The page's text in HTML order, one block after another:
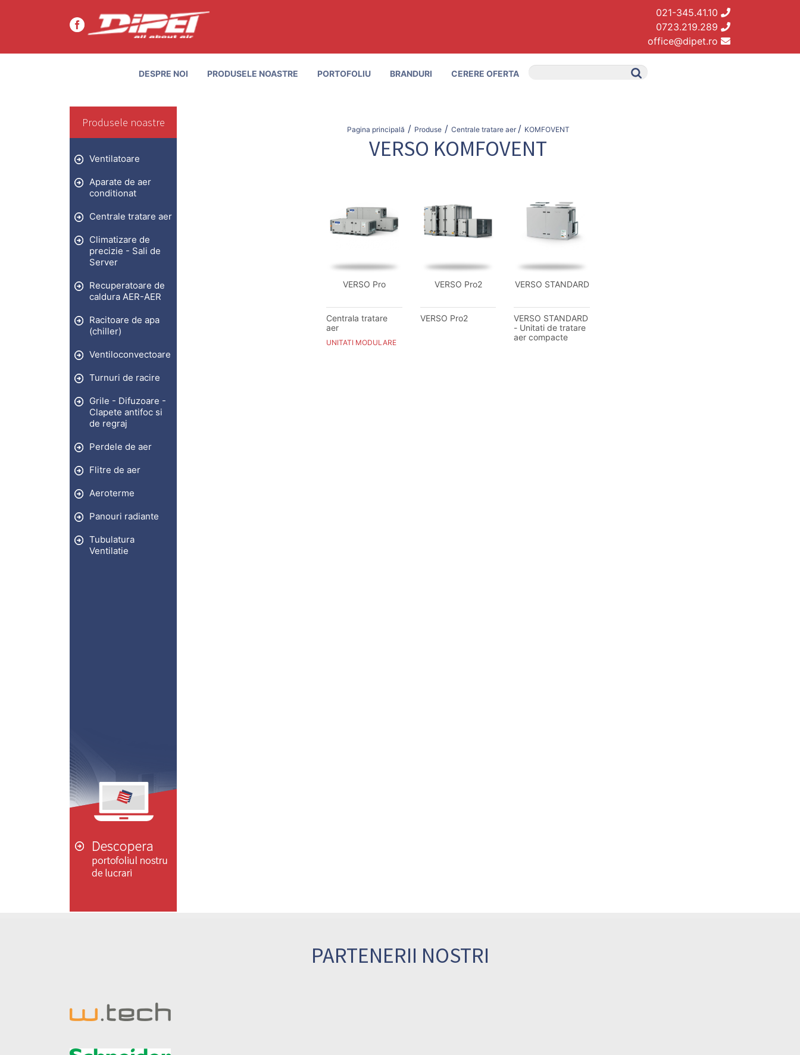
021-345.41.10
0723.219.289
office@dipet.ro
DESPRE NOI PRODUSELE NOASTRE PORTOFOLIU BRANDURI CERERE OFERTA
Produsele noastre
Ventilatoare
Aparate de aer
conditionat
Centrale tratare aer
Climatizare de
precizie - Sali de
Server
Recuperatoare de
caldura AER-AER
Racitoare de apa
(chiller)
Ventiloconvectoare
Turnuri de racire
Grile - Difuzoare -
Clapete antifoc si
de regraj
Perdele de aer
Flitre de aer
Aeroterme
Panouri radiante
Tubulatura
Ventilatie
Pagina principală / Produse/ Centrale tratare aer / KOMFOVENT
VERSO KOMFOVENT
VERSO Pro
Centrala tratare
aer
UNITATI MODULARE
VERSO Pro2
VERSO Pro2
VERSO STANDARD
VERSO STANDARD
- Unitati de tratare
aer compacte
PARTENERII NOSTRI